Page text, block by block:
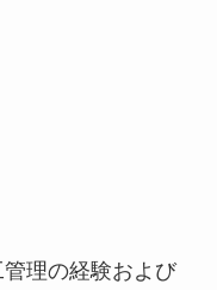
管理の経験および